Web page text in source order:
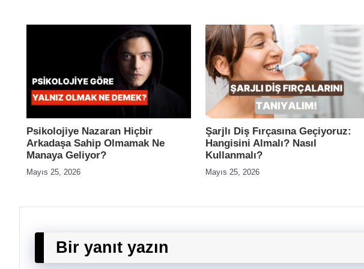
Psikolojiye Nazaran Hiçbir
Arkadaşa Sahip Olmamak Ne
Manaya Geliyor?
Mayıs 25, 2026
Şarjlı Diş Fırçasına Geçiyoruz:
Hangisini Almalı? Nasıl
Kullanmalı?
Mayıs 25, 2026
Bir yanıt yazın